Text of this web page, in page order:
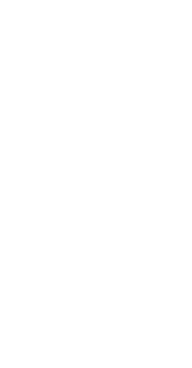
함 최대 9년으로 제한되며,